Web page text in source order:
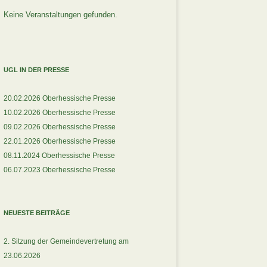
Keine Veranstaltungen gefunden.
UGL IN DER PRESSE
20.02.2026 Oberhessische Presse
10.02.2026 Oberhessische Presse
09.02.2026 Oberhessische Presse
22.01.2026 Oberhessische Presse
08.11.2024 Oberhessische Presse
06.07.2023 Oberhessische Presse
NEUESTE BEITRÄGE
2. Sitzung der Gemeindevertretung am
23.06.2026